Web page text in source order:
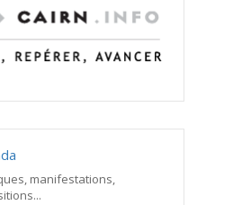
manifestations,